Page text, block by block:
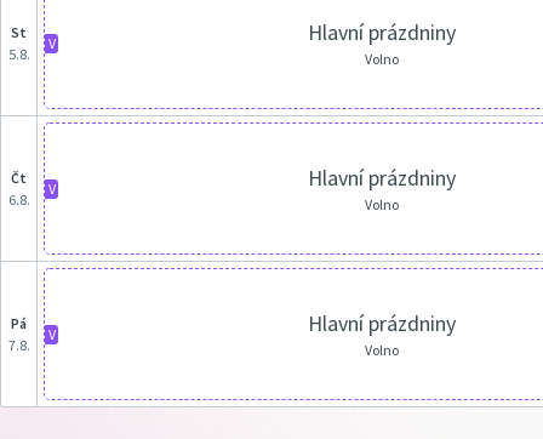
st
5.8.
V Hlavní prázdniny
Volno
čt
6.8.
V Hlavní prázdniny
Volno
pá
7.8.
V Hlavní prázdniny
Volno